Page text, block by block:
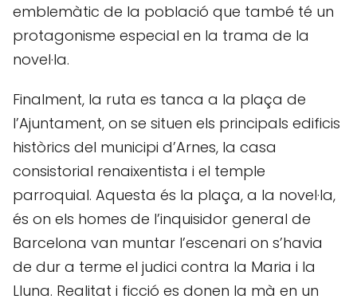
emblemàtic de la població que també té un
protagonisme especial en la trama de la
novel·la.
Finalment, la ruta es tanca a la plaça de
l’Ajuntament, on se situen els principals edificis
històrics del municipi d’Arnes, la casa
consistorial renaixentista i el temple
parroquial. Aquesta és la plaça, a la novel·la,
és on els homes de l’inquisidor general de
Barcelona van muntar l’escenari on s’havia
de dur a terme el judici contra la Maria i la
Lluna. Realitat i ficció es donen la mà en un